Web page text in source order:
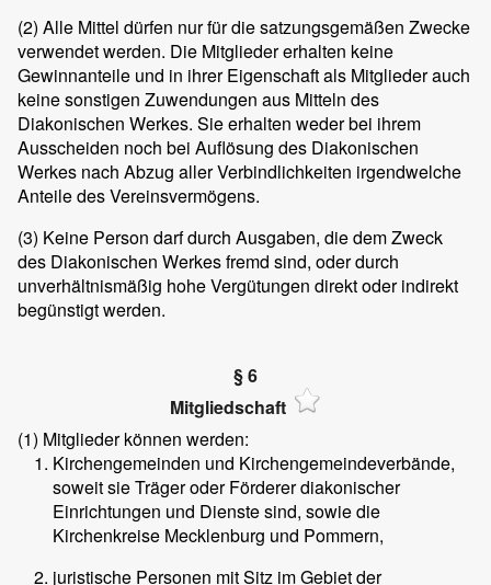
(2) Alle Mittel dürfen nur für die satzungsgemäßen Zwecke
verwendet werden. Die Mitglieder erhalten keine
Gewinnanteile und in ihrer Eigenschaft als Mitglieder auch
keine sonstigen Zuwendungen aus Mitteln des
Diakonischen Werkes. Sie erhalten weder bei ihrem
Ausscheiden noch bei Auflösung des Diakonischen
Werkes nach Abzug aller Verbindlichkeiten irgendwelche
Anteile des Vereinsvermögens.
(3) Keine Person darf durch Ausgaben, die dem Zweck
des Diakonischen Werkes fremd sind, oder durch
unverhältnismäßig hohe Vergütungen direkt oder indirekt
begünstigt werden.
§ 6
Mitgliedschaft
(1) Mitglieder können werden:
Kirchengemeinden und Kirchengemeindeverbände,
soweit sie Träger oder Förderer diakonischer
Einrichtungen und Dienste sind, sowie die
Kirchenkreise Mecklenburg und Pommern,
juristische Personen mit Sitz im Gebiet der